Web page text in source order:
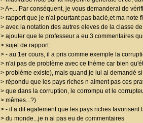
> A+... Par conséquent, je vous demanderai de
> rapport que je n'ai pourtant pas baclé,et ma note
> avec la notation des autres eleves de la classe
> ajouter que le professeur a eu 3 commentaires
> sujet de rapport:
> - au 1er cours, il a pris comme exemple la
> n'ai pas de problème avec ce thème car bien
> problème existe), mais quand je lui ai demandé
> répondu que les pays riches n aiment pas ces
> que dans la corruption, le corrompu et le
> mêmes...?)
> - il a dit egalement que les pays riches favorisent
> du monde...je n ai pas eu de commentaires